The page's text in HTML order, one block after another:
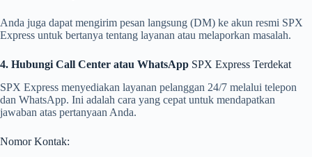
Anda juga dapat mengirim pesan langsung (DM) ke akun resmi SPX
Express untuk bertanya tentang layanan atau melaporkan masalah.
4. Hubungi Call Center atau WhatsApp SPX Express Terdekat
SPX Express menyediakan layanan pelanggan 24/7 melalui telepon
dan WhatsApp. Ini adalah cara yang cepat untuk mendapatkan
jawaban atas pertanyaan Anda.
Nomor Kontak: